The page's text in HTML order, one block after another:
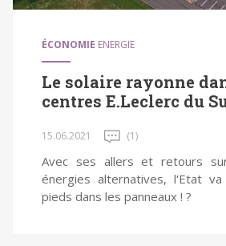
ÉCONOMIE ENERGIE
Le solaire rayonne
centres E.Leclerc du
15.06.2021 (1)
Avec ses allers et retours
énergies alternatives, l'Etat
pieds dans les panneaux ! ?